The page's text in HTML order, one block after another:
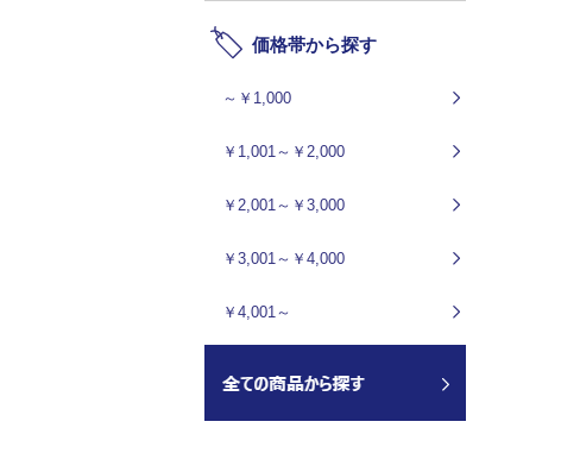
価格帯から探す
～￥1,000
￥1,001～￥2,000
￥2,001～￥3,000
￥3,001～￥4,000
￥4,001～